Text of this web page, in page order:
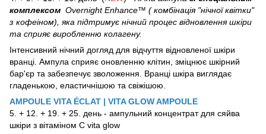
комплексом Overnight Enhance™ ( комбінація "нічної квітки"
з кофеіном), яка підтримує нічний процес відновлення шкіри
та сприяє виробленню колагену.
Інтенсивний нічний догляд для відчуття відновленої шкіри
вранці. Ампула сприяє оновленню клітин, зміцнює шкірний
бар'єр та забезпечує зволоження. Вранці шкіра виглядає
гладенькою, еластичнішою та свіжішою.
AMPOULE VITA ÉCLAT | VITA GLOW AMPOULE
5. + 12. + 19. + 25. день - ампульний концентрат для сяйва
шкіри з вітаміном С vita glow